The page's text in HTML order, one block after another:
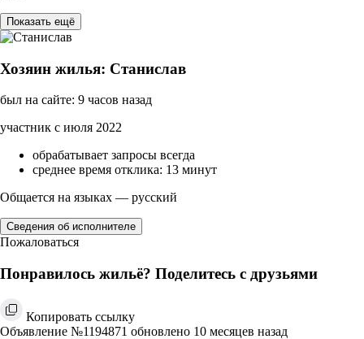
Показать ещё
Хозяин жилья: Станислав
был на сайте: 9 часов назад
участник с июля 2022
обрабатывает запросы всегда
среднее время отклика: 13 минут
Общается на языках — русский
Сведения об исполнителе
Пожаловаться
Понравилось жильё? Поделитесь с друзьями
Копировать ссылку
Объявление №1194871 обновлено 10 месяцев назад